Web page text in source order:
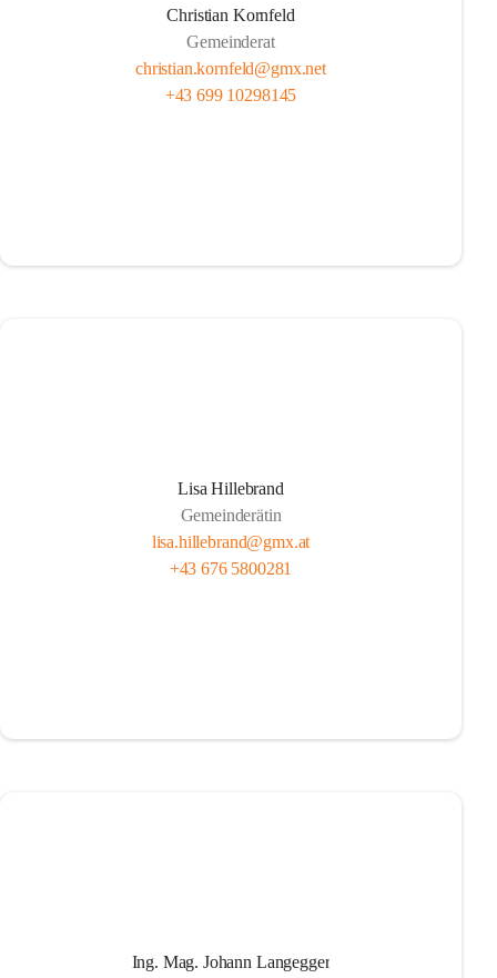
Christian Kornfeld
Gemeinderat
christian.kornfeld@gmx.net
+43 699 10298145
Lisa Hillebrand
Gemeinderätin
lisa.hillebrand@gmx.at
+43 676 5800281
Ing. Mag. Johann Langegger